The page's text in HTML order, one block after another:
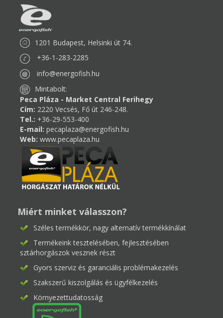
1201 Budapest, Helsinki út 74.
+36-1-283-2285
info@energofish.hu
Mintabolt:
Peca Pláza - Market Central Ferihegy
Cím: 2220 Vecsés, Fő út 246-248.
Tel.: +36-29-553-400
E-mail: pecaplaza@energofish.hu
Web: www.pecaplaza.hu
Miért minket válasszon?
Széles termékkör, nagy alternatív termékkínálat
Termékeink tesztelésében, fejlesztésében
sztárhorgászok vesznek részt
Gyors szerviz és garanciális problémakezelés
Szakszerű kiszolgálás és ügyfélkezelés
Környezettudatosság